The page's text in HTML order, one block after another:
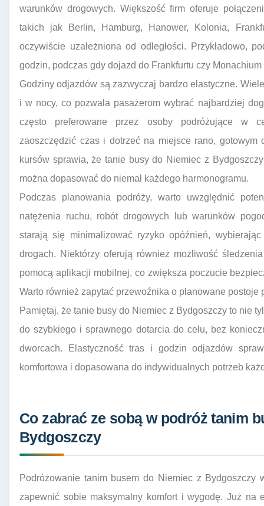
warunków drogowych. Większość firm oferuje
takich jak Berlin, Hamburg, Hanower, Kolonia,
oczywiście uzależniona od odległości. Przykładowo,
godzin, podczas gdy dojazd do Frankfurtu czy
Godziny odjazdów są zazwyczaj bardzo elastyczne.
i w nocy, co pozwala pasażerom wybrać najbardziej
często preferowane przez osoby podróżujące w
zaoszczędzić czas i dotrzeć na miejsce rano, gotowym
kursów sprawia, że tanie busy do Niemiec z
można dopasować do niemal każdego harmonogramu.
Podczas planowania podróży, warto uwzględnić
natężenia ruchu, robót drogowych lub warunków
starają się minimalizować ryzyko opóźnień,
drogach. Niektórzy oferują również możliwość
pomocą aplikacji mobilnej, co zwiększa poczucie
Warto również zapytać przewoźnika o planowane postoje
Pamiętaj, że tanie busy do Niemiec z Bydgoszczy to nie
do szybkiego i sprawnego dotarcia do celu, bez
dworcach. Elastyczność tras i godzin odjazdów
komfortowa i dopasowana do indywidualnych potrzeb
Co zabrać ze sobą w podróż tanim
Bydgoszczy
Podróżowanie tanim busem do Niemiec z Bydgoszczy
zapewnić sobie maksymalny komfort i wygodę. Już na